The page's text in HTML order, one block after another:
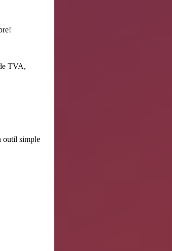
TVA,
outil simple